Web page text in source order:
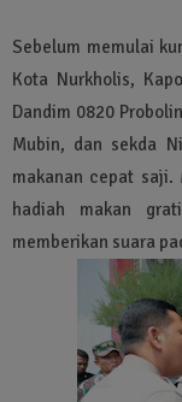
Sebelum memulai
Kota Nurkholis,
Dandim 0820
Mubin, dan sekda
makanan cepat saji.
hadiah makan
memberikan suara